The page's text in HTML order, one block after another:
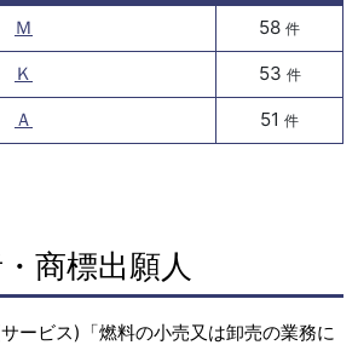
Ｍ
58 件
Ｋ 53 件
Ａ 51 件
商標出願人
ービス)「燃料の小売又は卸売の業務に